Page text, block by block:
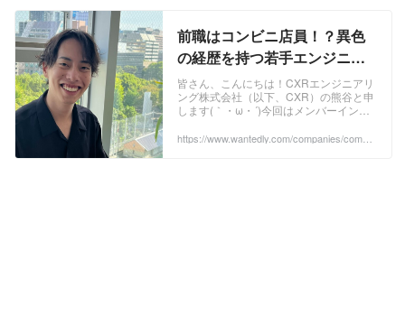
前職はコンビニ店員！？異色
の経歴を持つ若手エンジニア
【メンバーインタビュー#1】 |
メンバーインタビュー
皆さん、こんにちは！CXRエンジニアリ
ング株式会社（以下、CXR）の熊谷と申
します(｀・ω・´)今回はメンバーインタ
（はやしゆうと）さんを紹介させていた
https://www.wantedly.com/companies/compa